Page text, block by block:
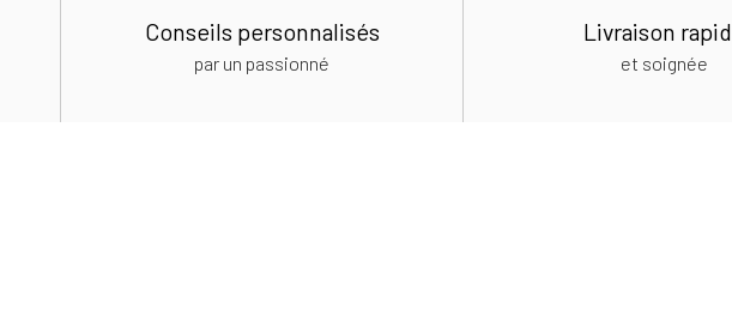
Conseils personnalisés
par un passionné
Livraison
et soignée